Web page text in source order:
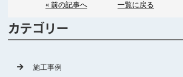
« 前の記事へ 一覧に戻る
カテゴリー
施工事例